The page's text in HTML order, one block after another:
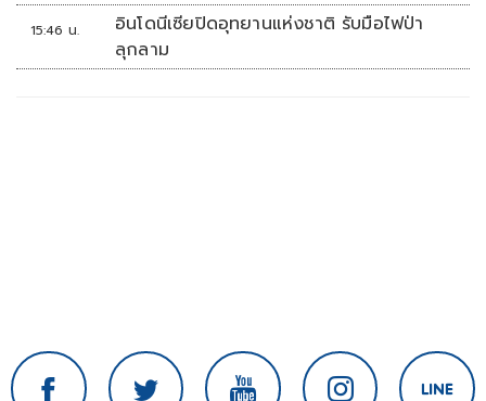
15:46 น.
อินโดนีเซียปิดอุทยานแห่งชาติ รับมือไฟป่า
ลุกลาม